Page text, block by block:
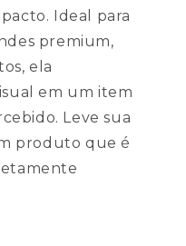
Ideal para
premium,
ela
em um item
Leve sua
produto que é